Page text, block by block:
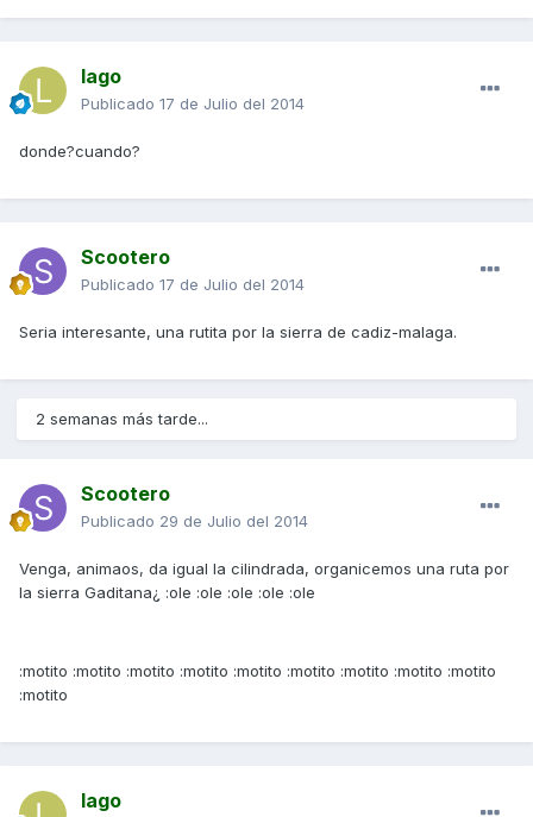
lago
Publicado 17 de Julio del 2014
donde?cuando?
Scootero
Publicado 17 de Julio del 2014
Seria interesante, una rutita por la sierra de cadiz-malaga.
2 semanas más tarde...
Scootero
Publicado 29 de Julio del 2014
Venga, animaos, da igual la cilindrada, organicemos una ruta por
la sierra Gaditana¿ :ole :ole :ole :ole :ole
:motito :motito :motito :motito :motito :motito :motito :motito :motito
:motito
lago